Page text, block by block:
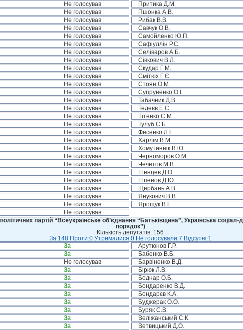
Не голосував Притика Д.М.
Не голосував Пшонка А.В.
Не голосував Рибак В.В.
Не голосував Савчук О.В.
Не голосував Самойленко Ю.П.
Не голосував Сафіуллін Р.С.
Не голосував Селіваров А.Б.
Не голосував Сівкович В.Л.
Не голосував Скудар Г.М.
Не голосував Смітюх Г.Є.
Не голосував Стоян О.М.
Не голосував Супруненко О.І.
Не голосував Табачник Д.В.
Не голосував Тедеєв Е.С.
Не голосував Тітенко С.М.
Не голосував Тулуб С.Б.
Не голосував Фесенко Л.І.
Не голосував Харлім В.М.
Не голосував Хомутиннік В.Ю.
Не голосував Черноморов О.М.
Не голосував Чечетов М.В.
Не голосував Шенцев Д.О.
Не голосував Шпенов Д.Ю.
Не голосував Щербань А.В.
Не голосував Янукович В.В.
Не голосував Ярощук В.І.
Не голосував
партій “Всеукраїнське об’єднання “Батьківщина”, Українська
порядок”)
Кількість депутатів: 156
За:148 Проти:0 Утрималися:0 Не голосували:7 Відсутні:1
За Арутюнов Г.Р.
За Бабенко В.Б.
Не голосував Барвіненко В.Д.
За Бірюк Л.В.
За Боднар О.Б.
За Бондаренко В.Д.
За Бондарєв К.А.
За Буджерак О.О.
За Буряк С.В.
За Веліжанський С.К.
За Ветвицький Д.О.